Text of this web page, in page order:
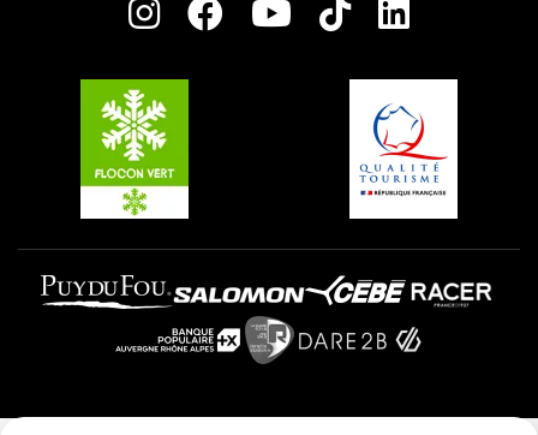
Charte des Acteurs Engagés
Plagne Villages
Plagne Aime 2000